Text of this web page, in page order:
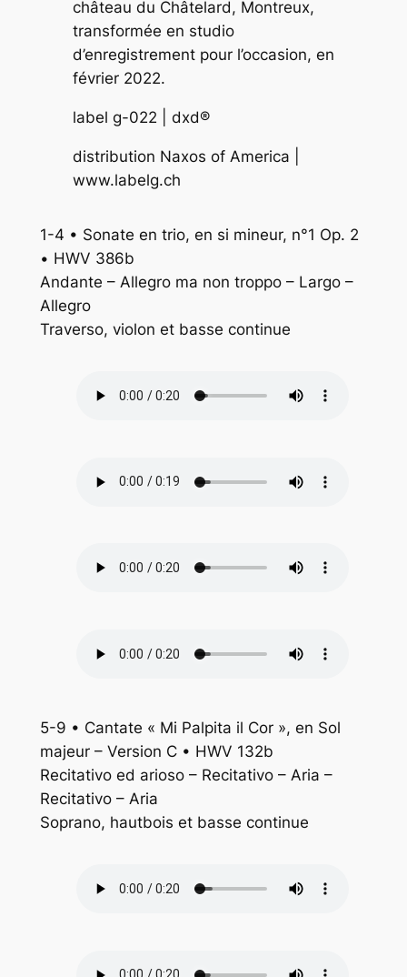
château du Châtelard, Montreux,
transformée en studio
d’enregistrement pour l’occasion, en
février 2022.
label g-022 | dxd®
distribution Naxos of America |
www.labelg.ch
1-4 • Sonate en trio, en si mineur, n°1 Op. 2
• HWV 386b
Andante – Allegro ma non troppo – Largo –
Allegro
Traverso, violon et basse continue
5-9 • Cantate « Mi Palpita il Cor », en Sol
majeur – Version C • HWV 132b
Recitativo ed arioso – Recitativo – Aria –
Recitativo – Aria
Soprano, hautbois et basse continue